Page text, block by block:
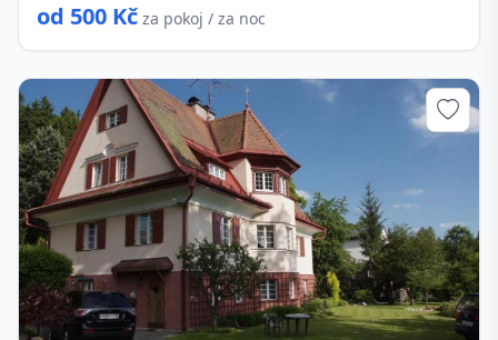
od 500 Kč za pokoj / za noc